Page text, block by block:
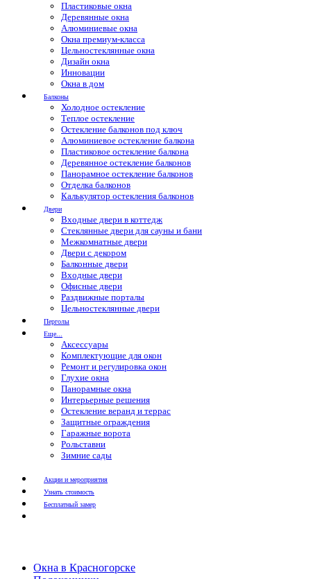
Пластиковые окна
Деревянные окна
Алюминиевые окна
Окна премиум-класса
Цельностеклянные окна
Дизайн окна
Инновации
Окна в дом
Балконы
Холодное остекление
Теплое остекление
Остекление балконов под ключ
Алюминиевое остекление балкона
Пластиковое остекление балкона
Деревянное остекление балконов
Панорамное остекление балконов
Отделка балконов
Калькулятор остекления балконов
Двери
Входные двери в коттедж
Стеклянные двери для сауны и бани
Межкомнатные двери
Двери с декором
Балконные двери
Входные двери
Офисные двери
Раздвижные порталы
Цельностеклянные двери
Перголы
Еще...
Аксессуары
Комплектующие для окон
Ремонт и регулировка окон
Глухие окна
Панорамные окна
Интерьерные решения
Остекление веранд и террас
Защитные ограждения
Гаражные ворота
Рольставни
Зимние сады
Акции и мероприятия
Узнать стоимость
Бесплатный замер
Окна в Красногорске